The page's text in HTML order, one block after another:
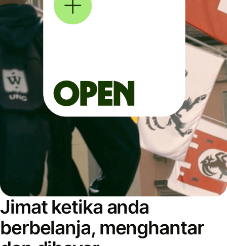
Jimat ketika anda
berbelanja, menghantar